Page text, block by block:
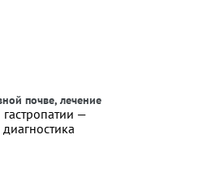
почве, лечение